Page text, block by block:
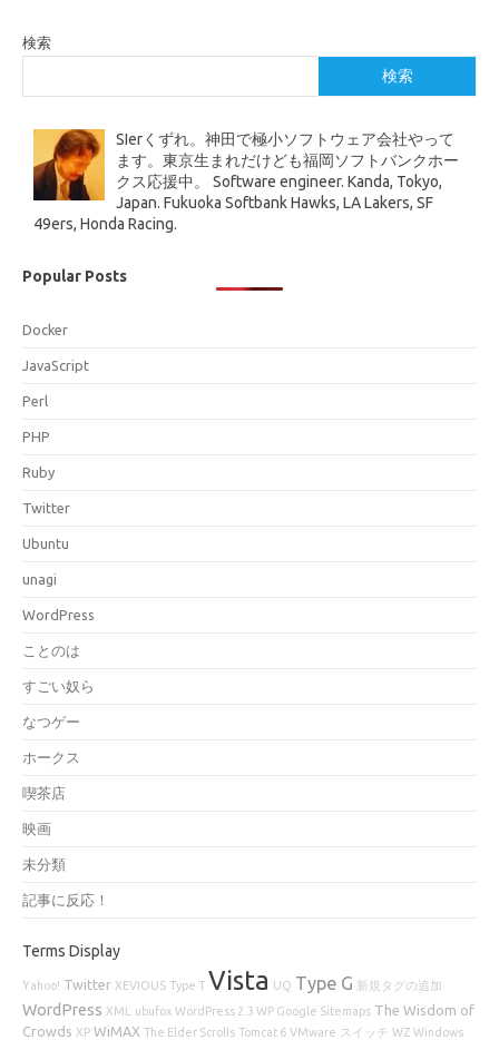
検索
検索
SIerくずれ。神田で極小ソフトウェア会社やって
ます。東京生まれだけども福岡ソフトバンクホー
クス応援中。 Software engineer. Kanda, Tokyo,
Japan. Fukuoka Softbank Hawks, LA Lakers, SF
49ers, Honda Racing.
Popular Posts
Docker
JavaScript
Perl
PHP
Ruby
Twitter
Ubuntu
unagi
WordPress
ことのは
すごい奴ら
なつゲー
ホークス
喫茶店
映画
未分類
記事に反応！
Terms Display
Yahoo! Twitter XEVIOUS Type T Vista UQ Type G 新規タグの追加
WordPress XML ubufox WordPress 2.3 WP Google Sitemaps The Wisdom of
Crowds XP WiMAX The Elder Scrolls Tomcat 6 VMware スイッチ WZ Windows